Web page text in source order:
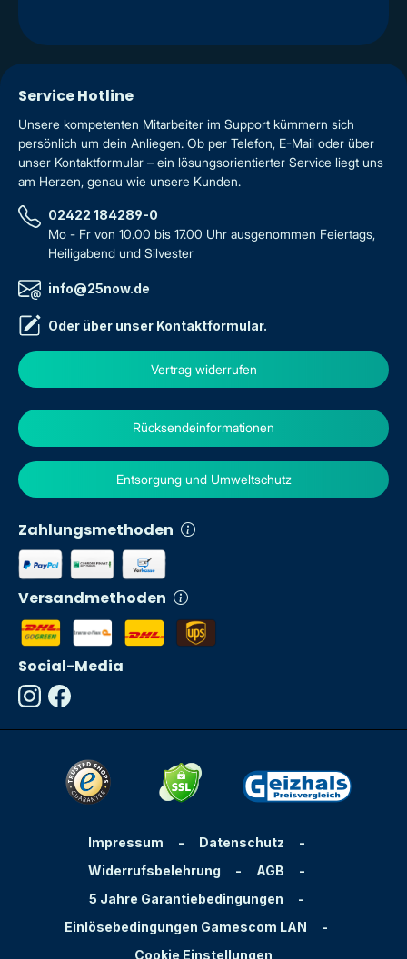
Service Hotline
Unsere kompetenten Mitarbeiter im Support kümmern sich
persönlich um dein Anliegen. Ob per Telefon, E-Mail oder über
unser Kontaktformular – ein lösungsorientierter Service liegt uns
am Herzen, genau wie unsere Kunden.
02422 184289-0
Mo - Fr von 10.00 bis 17.00 Uhr ausgenommen Feiertags,
Heiligabend und Silvester
info@25now.de
Oder über unser Kontaktformular.
Vertrag widerrufen
Zahlungsmethoden
Versandmethoden
Rücksendeinformationen
Entsorgung und Umweltschutz
Social-Media
Impressum - Datenschutz
-
Widerrufsbelehrung
- AGB
-
5 Jahre Garantiebedingungen
-
Einlösebedingungen Gamescom LAN
-
Cookie Einstellungen